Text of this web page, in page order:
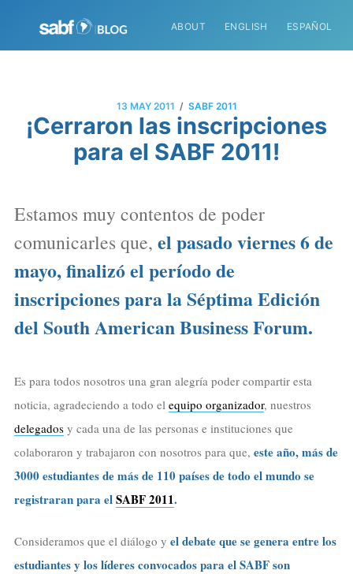
ABOUT ENGLISH ESPAÑOL
13 MAY 2011 / SABF 2011
¡Cerraron las inscripciones
para el SABF 2011!
Estamos muy contentos de poder
comunicarles que, el pasado viernes 6 de
mayo, finalizó el período de
inscripciones para la Séptima Edición
del South American Business Forum.
Es para todos nosotros una gran alegría poder compartir esta
noticia, agradeciendo a todo el equipo organizador, nuestros
delegadosy cada una de las personas e instituciones que
colaboraron y trabajaron con nosotros para que, este año, más de
3000 estudiantes de más de 110 países de todo el mundo se
registraran para elSABF 2011.
Consideramos que el diálogo y el debate que se genera entre los
estudiantes y los líderes convocados para el SABF son